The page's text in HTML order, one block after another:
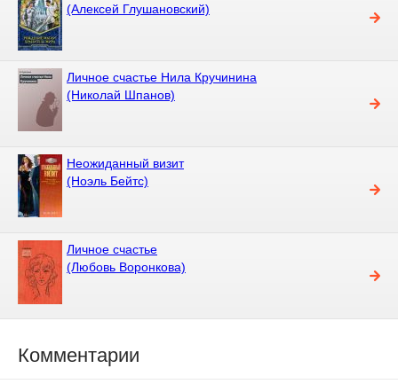
(Алексей Глушановский)
Личное счастье Нила Кручинина
(Николай Шпанов)
Неожиданный визит
(Ноэль Бейтс)
Личное счастье
(Любовь Воронкова)
Комментарии